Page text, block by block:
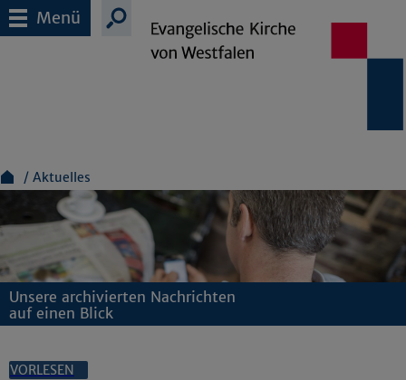
Menü
Aktuelles
Unsere archivierten Nachrichten
auf einen Blick
VORLESEN